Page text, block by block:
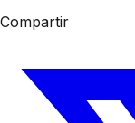
Compartir